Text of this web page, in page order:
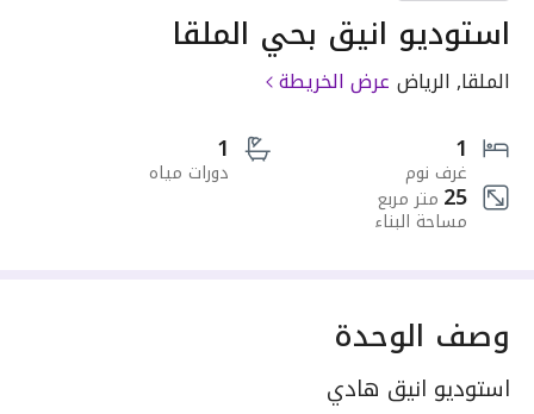
استوديو انيق بحي الملقا
الملقا, الرياض عرض الخريطة
1
غرف نوم
1
دورات مياه
25 متر مربع
مساحة البناء
وصف الوحدة
استوديو انيق هادي